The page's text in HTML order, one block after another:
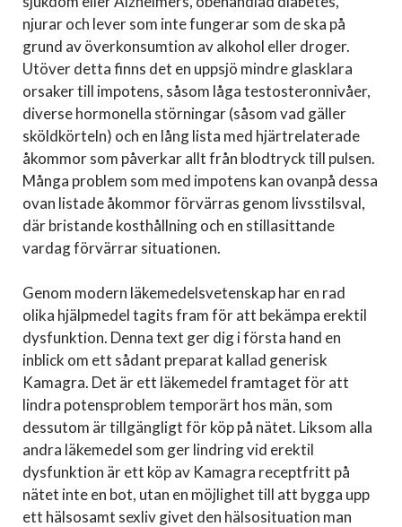
njurar och lever som inte fungerar som de ska på
grund av överkonsumtion av alkohol eller droger.
Utöver detta finns det en uppsjö mindre glasklara
orsaker till impotens, såsom låga testosteronnivåer,
diverse hormonella störningar (såsom vad gäller
sköldkörteln) och en lång lista med hjärtrelaterade
åkommor som påverkar allt från blodtryck till pulsen.
Många problem som med impotens kan ovanpå dessa
ovan listade åkommor förvärras genom livsstilsval,
där bristande kosthållning och en stillasittande
vardag förvärrar situationen.
Genom modern läkemedelsvetenskap har en rad
olika hjälpmedel tagits fram för att bekämpa erektil
dysfunktion. Denna text ger dig i första hand en
inblick om ett sådant preparat kallad generisk
Kamagra. Det är ett läkemedel framtaget för att
lindra potensproblem temporärt hos män, som
dessutom är tillgängligt för köp på nätet. Liksom alla
andra läkemedel som ger lindring vid erektil
dysfunktion är ett köp av Kamagra receptfritt på
nätet inte en bot, utan en möjlighet till att bygga upp
ett hälsosamt sexliv givet den hälsosituation man